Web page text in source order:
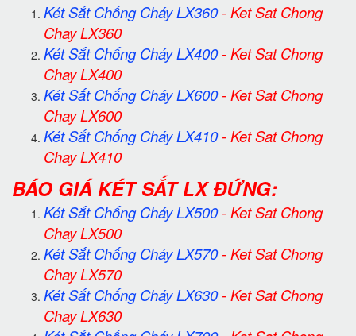
Két Sắt Chống Cháy LX360-Ket Sat Chong
Chay LX360
Két Sắt Chống Cháy LX400-Ket Sat Chong
Chay LX400
Két Sắt Chống Cháy LX600-Ket Sat Chong
Chay LX600
Két Sắt Chống Cháy LX410-Ket Sat Chong
Chay LX410
BÁO GIÁ KÉT SẮT LX ĐỨNG:
Két Sắt Chống Cháy LX500-Ket Sat Chong
Chay LX500
Két Sắt Chống Cháy LX570-Ket Sat Chong
Chay LX570
Két Sắt Chống Cháy LX630-Ket Sat Chong
Chay LX630